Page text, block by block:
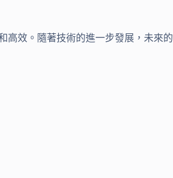
高效。隨著技術的進一步發展，未來的